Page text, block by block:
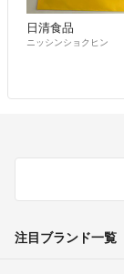
日清食品
ニッシンショクヒン
注目ブランド一覧